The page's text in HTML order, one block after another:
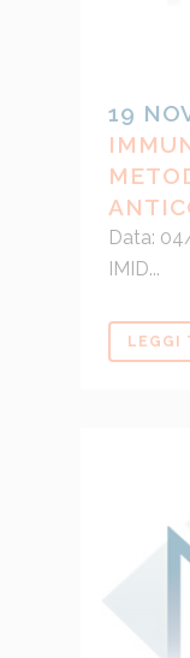
19
Data:
IMID...
LEGGI